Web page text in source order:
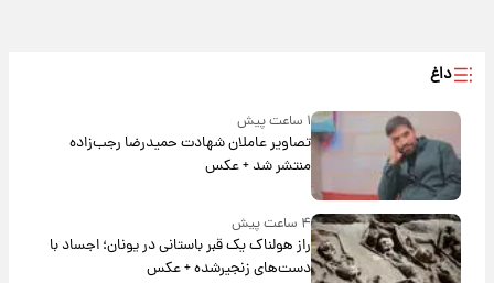
داغ
۱ ساعت پیش
تصاویر عاملان شهادت حمیدرضا رجب‌زاده
منتشر شد + عکس
۴ ساعت پیش
راز هولناک یک قبر باستانی در یونان؛ اجساد با
دست‌های زنجیرشده + عکس